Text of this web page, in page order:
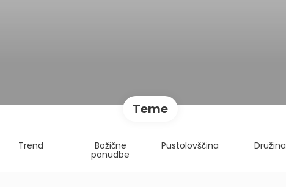
Teme
Trend Božične
ponudbe
Pustolovščina Družina